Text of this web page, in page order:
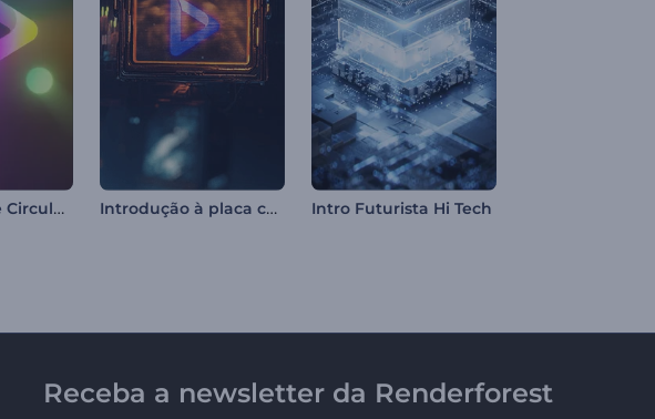
Introdução de Circulos Iluminados Introdução à placa cyberpunk Intro Futurista Hi Tech
Receba a newsletter da Renderforest